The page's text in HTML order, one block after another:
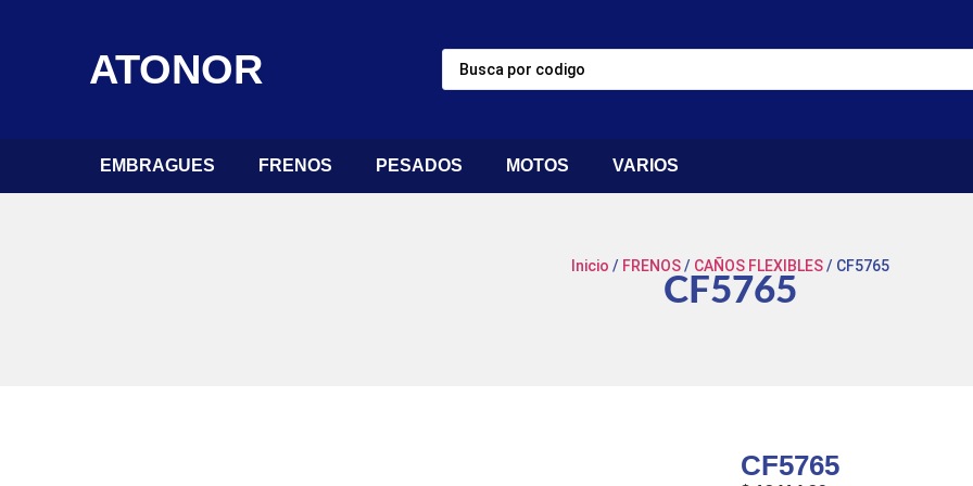
ATONOR
EMBRAGUES FRENOS PESADOS MOTOS VARIOS
Inicio / FRENOS/ CAÑOS FLEXIBLES/ CF5765
CF5765
CF5765